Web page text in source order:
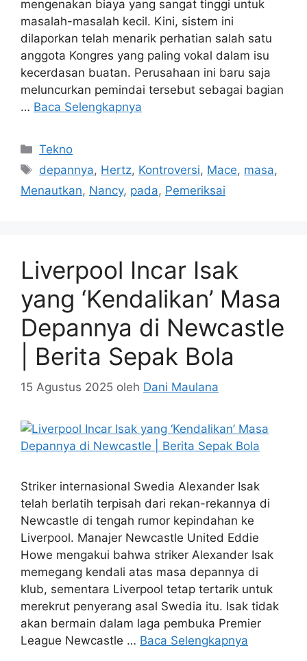
mengenakan biaya yang sangat tinggi untuk
masalah-masalah kecil. Kini, sistem ini
dilaporkan telah menarik perhatian salah satu
anggota Kongres yang paling vokal dalam isu
kecerdasan buatan. Perusahaan ini baru saja
meluncurkan pemindai tersebut sebagai bagian
… Baca Selengkapnya
Kategori
Tekno
Tag
depannya, Hertz, Kontroversi, Mace, masa,
Menautkan, Nancy, pada, Pemeriksai
Liverpool Incar Isak
yang ‘Kendalikan’ Masa
Depannya di Newcastle
| Berita Sepak Bola
15 Agustus 2025 oleh Dani Maulana
Striker internasional Swedia Alexander Isak
telah berlatih terpisah dari rekan-rekannya di
Newcastle di tengah rumor kepindahan ke
Liverpool. Manajer Newcastle United Eddie
Howe mengakui bahwa striker Alexander Isak
memegang kendali atas masa depannya di
klub, sementara Liverpool tetap tertarik untuk
merekrut penyerang asal Swedia itu. Isak tidak
akan bermain dalam laga pembuka Premier
League Newcastle … Baca Selengkapnya